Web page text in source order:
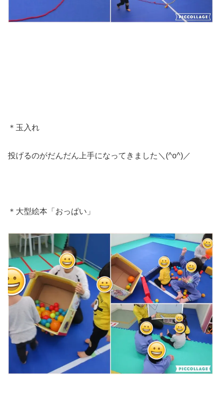
＊玉入れ
投げるのがだんだん上手になってきました＼(^o^)／
＊大型絵本「おっぱい」